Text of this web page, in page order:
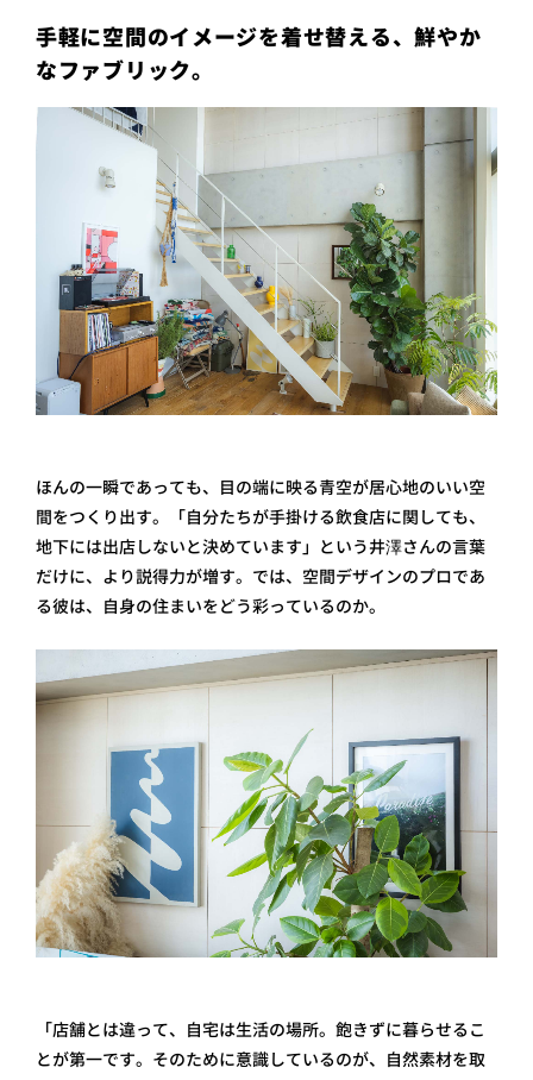
手軽に空間のイメージを着せ替える、鮮やか
なファブリック。
ほんの一瞬であっても、目の端に映る青空が居心地のいい空
間をつくり出す。「自分たちが手掛ける飲食店に関しても、
地下には出店しないと決めています」という井澤さんの言葉
だけに、より説得力が増す。では、空間デザインのプロであ
る彼は、自身の住まいをどう彩っているのか。
「店舗とは違って、自宅は生活の場所。飽きずに暮らせるこ
とが第一です。そのために意識しているのが、自然素材を取